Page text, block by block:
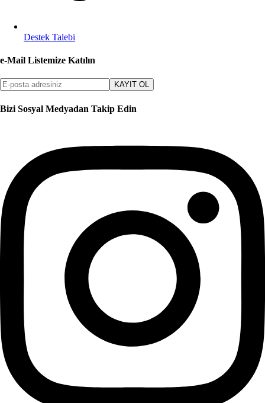
Destek Talebi
e-Mail Listemize Katılın
KAYIT OL
Bizi Sosyal Medyadan Takip Edin